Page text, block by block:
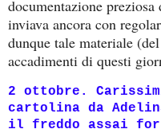
documentazione
inviava ancora con
dunque tale materiale
accadimenti di questi
2 ottobre.
cartolina da
il freddo assai